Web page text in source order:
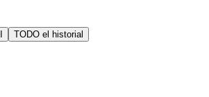
TODO el historial